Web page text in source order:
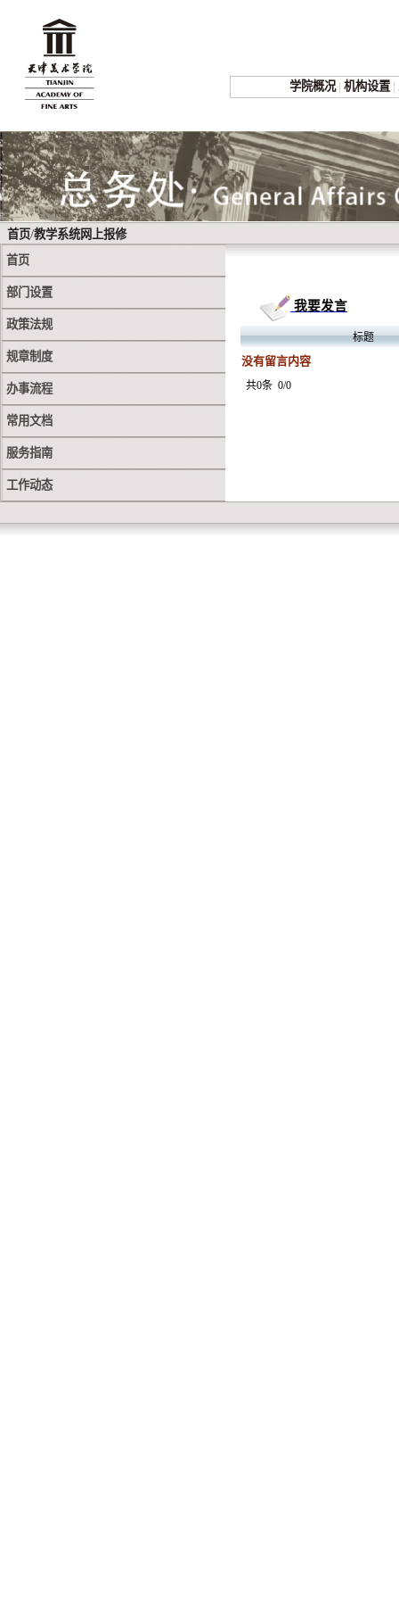
学院概况 | 机构设置 |
首页/教学系统网上报修
首页
部门设置
政策法规
规章制度
办事流程
常用文档
服务指南
工作动态
我要发言
标题
没有留言内容
共0条 0/0